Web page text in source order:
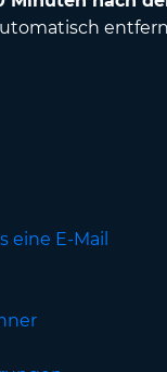
eine E-Mail